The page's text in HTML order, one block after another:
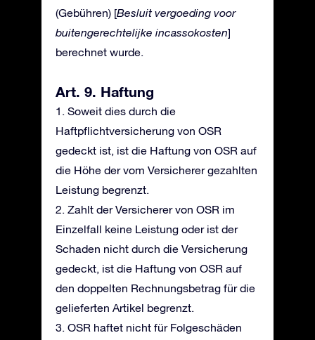
(Gebühren) [Besluit vergoeding voor
buitengerechtelijke incassokosten]
berechnet wurde.
Art. 9. Haftung
1. Soweit dies durch die
Haftpflichtversicherung von OSR
gedeckt ist, ist die Haftung von OSR auf
die Höhe der vom Versicherer gezahlten
Leistung begrenzt.
2. Zahlt der Versicherer von OSR im
Einzelfall keine Leistung oder ist der
Schaden nicht durch die Versicherung
gedeckt, ist die Haftung von OSR auf
den doppelten Rechnungsbetrag für die
gelieferten Artikel begrenzt.
3. OSR haftet nicht für Folgeschäden